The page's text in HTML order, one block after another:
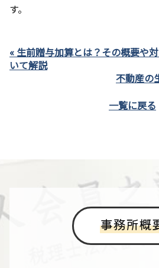
す。
« 生前贈与加算とは？その概要や
いて解説
不動産の
一覧に戻る
事務所概